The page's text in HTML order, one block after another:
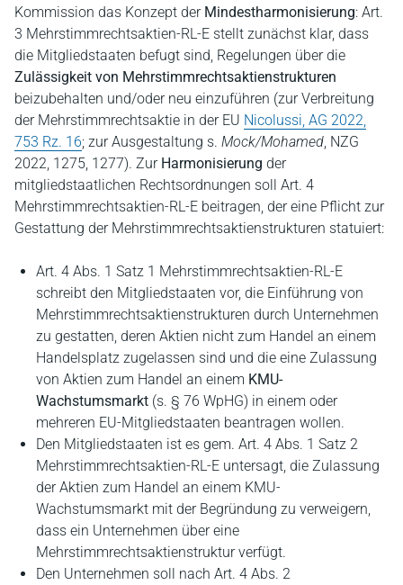
Kommission das Konzept der Mindestharmonisierung: Art.
3 Mehrstimmrechtsaktien-RL-E stellt zunächst klar, dass
die Mitgliedstaaten befugt sind, Regelungen über die
Zulässigkeit von Mehrstimmrechtsaktienstrukturen
beizubehalten und/oder neu einzuführen (zur Verbreitung
der Mehrstimmrechtsaktie in der EU Nicolussi, AG 2022,
753 Rz. 16; zur Ausgestaltung s. Mock/Mohamed, NZG
2022, 1275, 1277). Zur Harmonisierung der
mitgliedstaatlichen Rechtsordnungen soll Art. 4
Mehrstimmrechtsaktien-RL-E beitragen, der eine Pflicht zur
Gestattung der Mehrstimmrechtsaktienstrukturen statuiert:
Art. 4 Abs. 1 Satz 1 Mehrstimmrechtsaktien-RL-E
schreibt den Mitgliedstaaten vor, die Einführung von
Mehrstimmrechtsaktienstrukturen durch Unternehmen
zu gestatten, deren Aktien nicht zum Handel an einem
Handelsplatz zugelassen sind und die eine Zulassung
von Aktien zum Handel an einem KMU-
Wachstumsmarkt (s. § 76 WpHG) in einem oder
mehreren EU-Mitgliedstaaten beantragen wollen.
Den Mitgliedstaaten ist es gem. Art. 4 Abs. 1 Satz 2
Mehrstimmrechtsaktien-RL-E untersagt, die Zulassung
der Aktien zum Handel an einem KMU-
Wachstumsmarkt mit der Begründung zu verweigern,
dass ein Unternehmen über eine
Mehrstimmrechtsaktienstruktur verfügt.
Den Unternehmen soll nach Art. 4 Abs. 2